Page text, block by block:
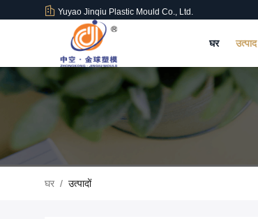
Yuyao Jinqiu Plastic Mould Co., Ltd.
घर उत्पाद
घर / उत्पादों